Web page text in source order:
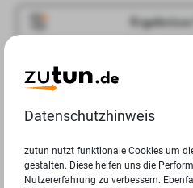
Jobangebote
Datenschutzhinweis
zutun nutzt funktionale Cookies um
gestalten. Diese helfen uns die
Nutzererfahrung zu verbessern.